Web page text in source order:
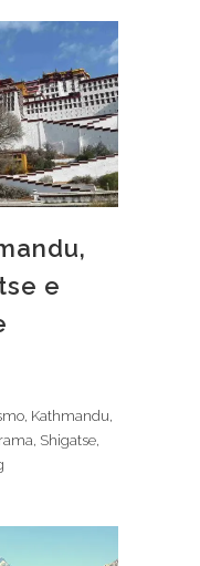
e
Kathmandu,
Shigatse,